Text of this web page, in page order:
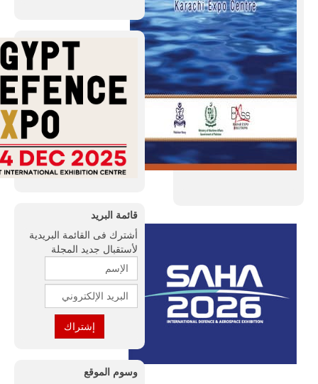
قائمة البريد
أشترك فى القائمة البريدية
لأستقبال جديد المجلة
وسوم الموقع